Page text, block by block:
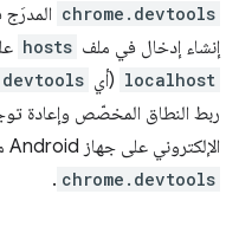
chrome.devtools
إنشاء إدخال في ملف hosts
localhost (أي
ربط النطاق المخصّص وإعادة
الإلكتروني على جهاز Android من خلال عنوان URL
chrome.devtools
.